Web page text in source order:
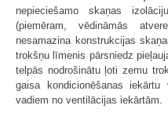
nepieciešamo skaņas
(piemēram, vēdināmās
nesamazina konstrukcijas
trokšņu līmenis pārsniedz
telpās nodrošinātu ļoti zemu
gaisa kondicionēšanas
vadiem no ventilācijas iekārtām.